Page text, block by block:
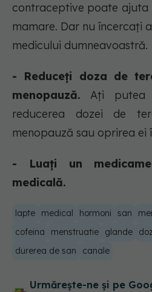
contraceptive poate ajuta
mamare. Dar nu încercați
medicului dumneavoastră.
- Reduceți doza de
menopauză. Ați putea
reducerea dozei de
menopauză sau oprirea ei
- Luați un
medicală.
lapte medical hormoni san
cofeina
menstruatie glande
durerea de san
canale
Urmărește-ne și pe